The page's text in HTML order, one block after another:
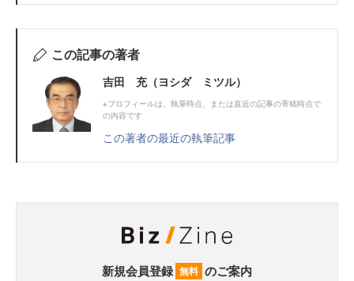
この記事の著者
吉田 充（ヨシダ ミツル）
※プロフィールは、執筆時点、または直近の記事の寄稿時点で
の内容です
この著者の最近の執筆記事
新規会員登録 無料 のご案内